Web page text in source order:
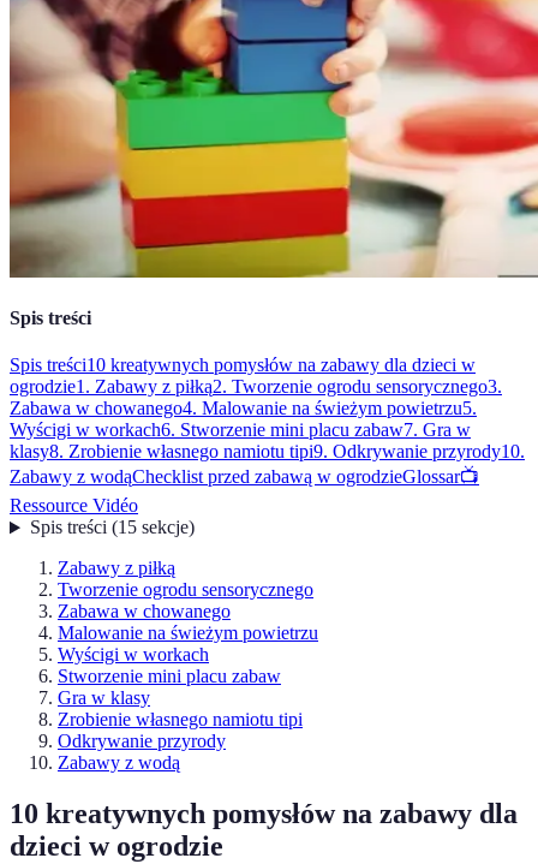
Spis treści
Spis treści10 kreatywnych pomysłów na zabawy dla dzieci w
ogrodzie1. Zabawy z piłką2. Tworzenie ogrodu sensorycznego3.
Zabawa w chowanego4. Malowanie na świeżym powietrzu5.
Wyścigi w workach6. Stworzenie mini placu zabaw7. Gra w
klasy8. Zrobienie własnego namiotu tipi9. Odkrywanie przyrody10.
Zabawy z wodąChecklist przed zabawą w ogrodzieGlossar📺
Ressource Vidéo
Spis treści(15 sekcje)
Zabawy z piłką
Tworzenie ogrodu sensorycznego
Zabawa w chowanego
Malowanie na świeżym powietrzu
Wyścigi w workach
Stworzenie mini placu zabaw
Gra w klasy
Zrobienie własnego namiotu tipi
Odkrywanie przyrody
Zabawy z wodą
10 kreatywnych pomysłów na zabawy dla
dzieci w ogrodzie